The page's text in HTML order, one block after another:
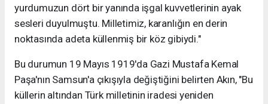
yurdumuzun dört bir yanında işgal kuvvetlerinin ayak
sesleri duyulmuştu. Milletimiz, karanlığın en derin
noktasında adeta küllenmiş bir köz gibiydi."
Bu durumun 19 Mayıs 1919'da Gazi Mustafa Kemal
Paşa'nın Samsun'a çıkışıyla değiştiğini belirten Akın, "Bu
küllerin altından Türk milletinin iradesi yeniden